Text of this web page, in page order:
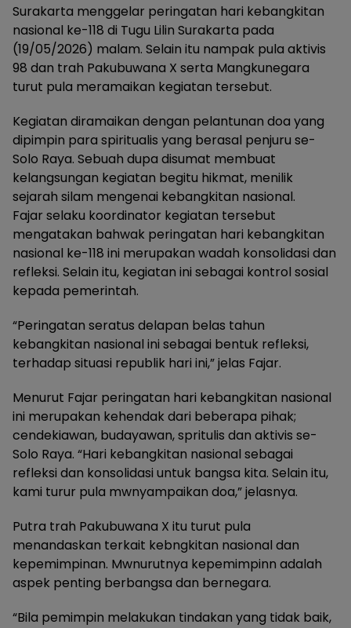
Surakarta menggelar peringatan hari kebangkitan
nasional ke-118 di Tugu Lilin Surakarta pada
(19/05/2026) malam. Selain itu nampak pula aktivis
98 dan trah Pakubuwana X serta Mangkunegara
turut pula meramaikan kegiatan tersebut.
Kegiatan diramaikan dengan pelantunan doa yang
dipimpin para spiritualis yang berasal penjuru se-
Solo Raya. Sebuah dupa disumat membuat
kelangsungan kegiatan begitu hikmat, menilik
sejarah silam mengenai kebangkitan nasional.
Fajar selaku koordinator kegiatan tersebut
mengatakan bahwak peringatan hari kebangkitan
nasional ke-118 ini merupakan wadah konsolidasi dan
refleksi. Selain itu, kegiatan ini sebagai kontrol sosial
kepada pemerintah.
“Peringatan seratus delapan belas tahun
kebangkitan nasional ini sebagai bentuk refleksi,
terhadap situasi republik hari ini,” jelas Fajar.
Menurut Fajar peringatan hari kebangkitan nasional
ini merupakan kehendak dari beberapa pihak;
cendekiawan, budayawan, spritulis dan aktivis se-
Solo Raya. “Hari kebangkitan nasional sebagai
refleksi dan konsolidasi untuk bangsa kita. Selain itu,
kami turur pula mwnyampaikan doa,” jelasnya.
Putra trah Pakubuwana X itu turut pula
menandaskan terkait kebngkitan nasional dan
kepemimpinan. Mwnurutnya kepemimpinn adalah
aspek penting berbangsa dan bernegara.
“Bila pemimpin melakukan tindakan yang tidak baik,